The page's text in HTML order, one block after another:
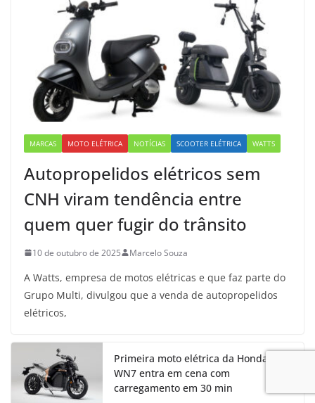
MARCAS MOTO ELÉTRICA NOTÍCIAS SCOOTER ELÉTRICA WATTS
Autopropelidos elétricos sem
CNH viram tendência entre
quem quer fugir do trânsito
10 de outubro de 2025 Marcelo Souza
A Watts, empresa de motos elétricas e que faz parte do
Grupo Multi, divulgou que a venda de autopropelidos
elétricos,
Primeira moto elétrica da Honda:
WN7 entra em cena com
carregamento em 30 min